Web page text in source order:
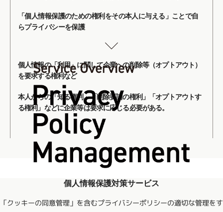
「個人情報保護のための権利をその本人に与える」ことで自
らプライバシーを保護
個人情報の「利用」に関して企業への削除等（オプトアウト）
を要求する権利など
本人からの「知る権利」「削除要請の権利」「オプトアウトす
る権利」などに企業等は要求に応じる必要がある。
個人情報保護対策サービス
「クッキーの同意管理」を含むプライバシーポリシーの適切な管理をす